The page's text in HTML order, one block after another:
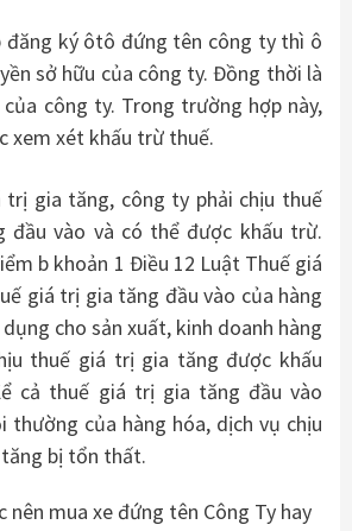
đăng ký ôtô đứng tên công ty thì ô
sở hữu của công ty. Đồng thời là
công ty. Trong trường hợp này,
xem xét khấu trừ thuế.
trị gia tăng, công ty phải chịu thuế
đầu vào và có thể được khấu trừ.
b khoản 1 Điều 12 Luật Thuế giá
giá trị gia tăng đầu vào của hàng
cho sản xuất, kinh doanh hàng
thuế giá trị gia tăng được khấu
cả thuế giá trị gia tăng đầu vào
thường của hàng hóa, dịch vụ chịu
bị tổn thất.